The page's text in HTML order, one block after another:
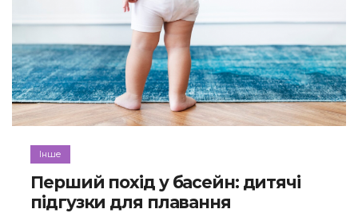
Інше
Перший похід у басейн: дитячі
підгузки для плавання